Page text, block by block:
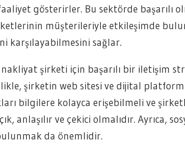
gösterirler. Bu sektörde başarılı
müşterileriyle etkileşimde
karşılayabilmesini sağlar.
nakliyat şirketi için başarılı bir iletişim
şirketin web sitesi ve dijital
bilgilere kolayca erişebilmeli ve
anlaşılır ve çekici olmalıdır. Ayrıca,
da önemlidir.